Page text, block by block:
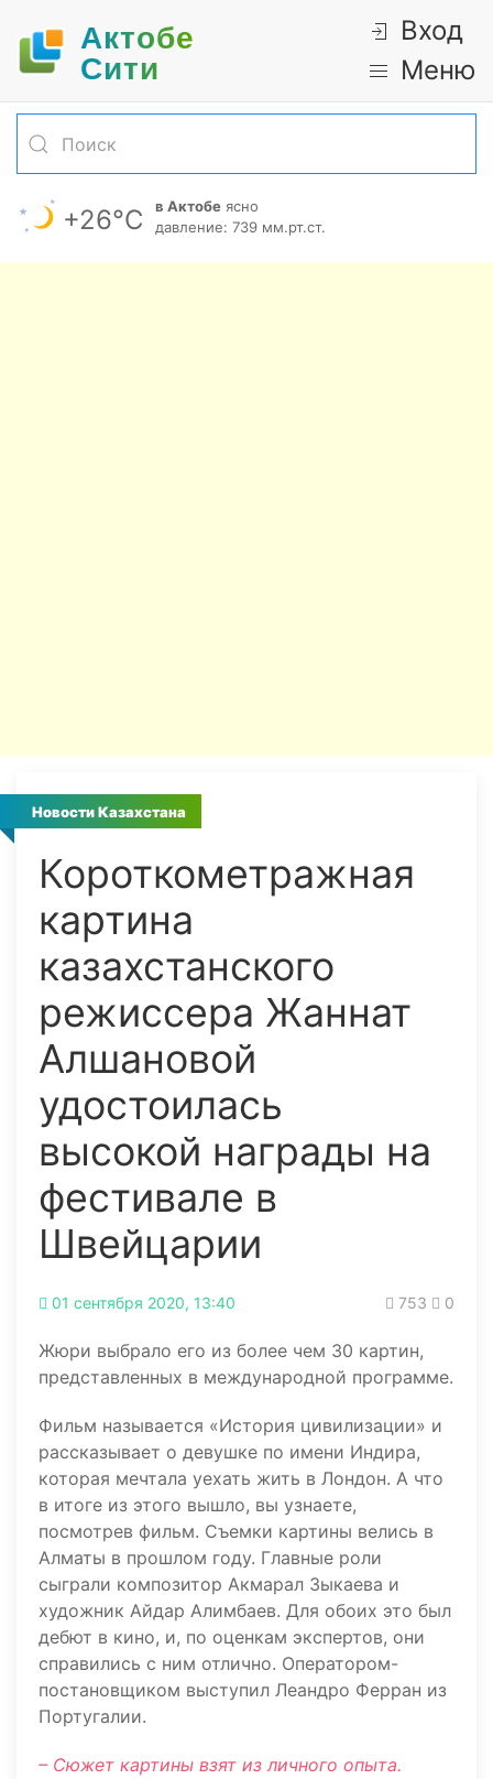
Актобе
Cити
Вход
Меню
+26°С в Актобе ясно
давление: 739 мм.рт.ст.
Новости Казахстана
Короткометражная
картина
казахстанского
режиссера Жаннат
Алшановой
удостоилась
высокой награды на
фестивале в
Швейцарии
01 сентября 2020, 13:40 753 0
Жюри выбрало его из более чем 30 картин,
представленных в международной программе.
Фильм называется «История цивилизации» и
рассказывает о девушке по имени Индира,
которая мечтала уехать жить в Лондон. А что
в итоге из этого вышло, вы узнаете,
посмотрев фильм. Съемки картины велись в
Алматы в прошлом году. Главные роли
сыграли композитор Акмарал Зыкаева и
художник Айдар Алимбаев. Для обоих это был
дебют в кино, и, по оценкам экспертов, они
справились с ним отлично. Оператором-
постановщиком выступил Леандро Ферран из
Португалии.
– Сюжет картины взят из личного опыта.